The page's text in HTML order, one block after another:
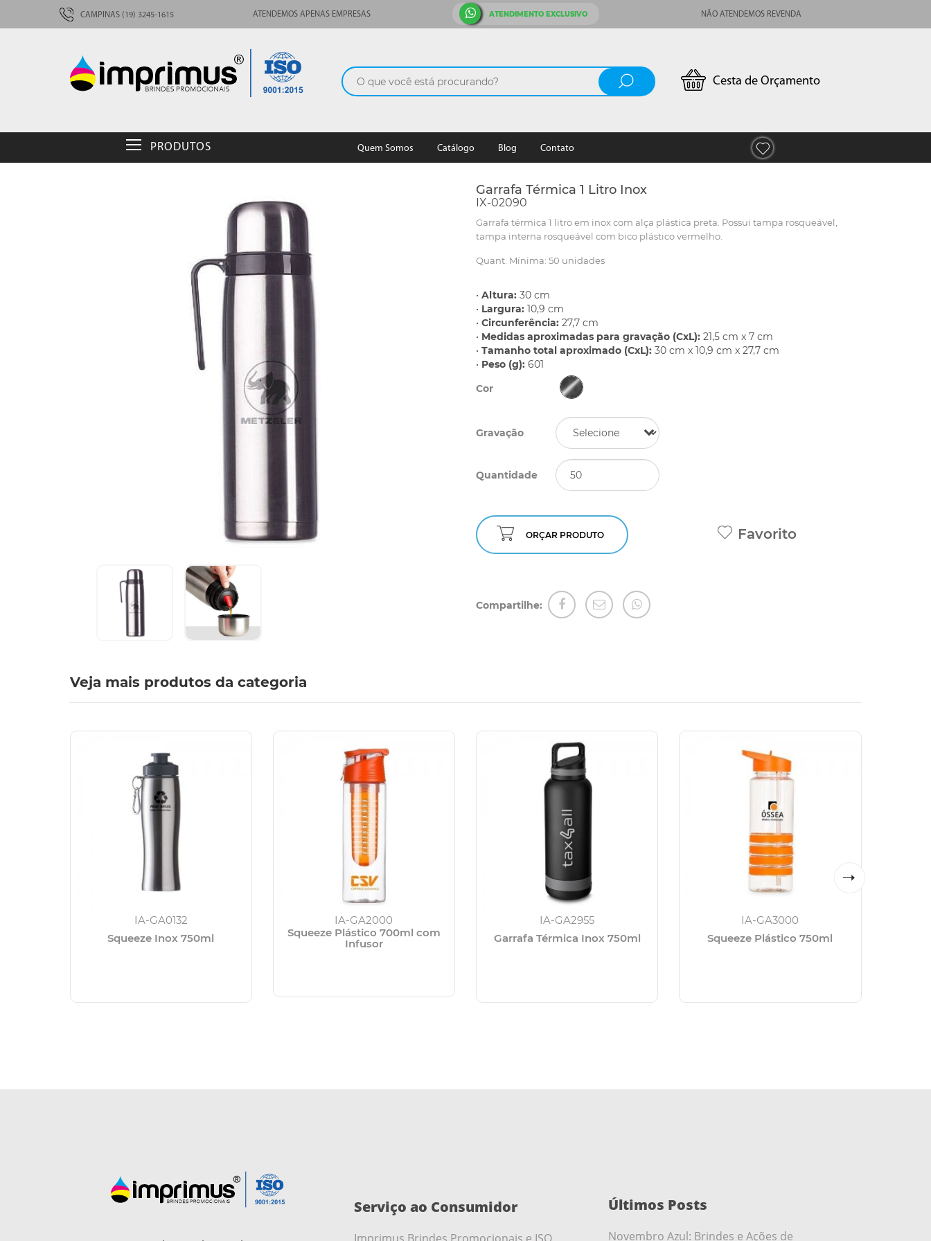
CAMPINAS (19) 3245-1615 ATENDEMOS APENAS EMPRESAS ATENDIMENTO EXCLUSIVO NÃO ATENDEMOS REVENDA
Cesta de Orçamento
PRODUTOS Quem Somos Catálogo Blog Contato
Garrafa Térmica 1 Litro Inox
IX-02090
Garrafa térmica 1 litro em inox com alça plástica preta. Possui tampa rosqueável,
tampa interna rosqueável com bico plástico vermelho.
Quant. Mínima: 50 unidades
• Altura: 30 cm
• Largura: 10,9 cm
• Circunferência: 27,7 cm
• Medidas aproximadas para gravação (CxL): 21,5 cm x 7 cm
• Tamanho total aproximado (CxL): 30 cm x 10,9 cm x 27,7 cm
• Peso (g): 601
Cor
Gravação
Quantidade
ORÇAR PRODUTO Favorito
Compartilhe:
Veja mais produtos da categoria
IA-GA0132
Squeeze Inox 750ml
IA-GA2000
Squeeze Plástico 700ml com
Infusor
IA-GA2955
Garrafa Térmica Inox 750ml
IA-GA3000
Squeeze Plástico 750ml
Serviço ao Consumidor Últimos Posts
Novembro Azul: Brindes e Ações de